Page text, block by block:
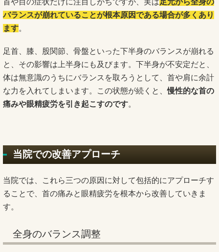
首や目の症状だけに注目しがちですが、実は足元から全身の
バランスが崩れていることが根本原因である場合が多くあり
ます。
足首、膝、股関節、骨盤といった下半身のバランスが崩れる
と、その影響は上半身にも及びます。下半身が不安定だと、
体は無意識のうちにバランスを取ろうとして、首や肩に余計
な力を入れてしまいます。この状態が続くと、慢性的な首の
痛みや眼精疲労を引き起こすのです。
当院での改善アプローチ
当院では、これら三つの原因に対して包括的にアプローチす
ることで、首の痛みと眼精疲労を根本から改善していきま
す。
全身のバランス調整